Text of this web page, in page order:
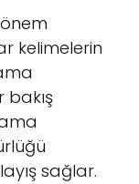
kelimelerin
bakış
sağlar.